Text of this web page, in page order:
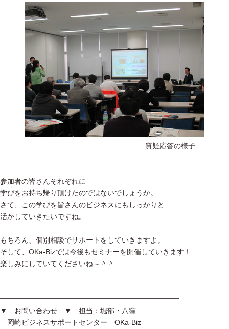
質疑応答の様子
参加者の皆さんそれぞれに
学びをお持ち帰り頂けたのではないでしょうか。
さて、この学びを皆さんのビジネスにもしっかりと
活かしていきたいですね。
もちろん、個別相談でサポートをしていきますよ。
そして、OKa-Bizでは今後もセミナーを開催していきます！
楽しみにしていてくださいね～＾＾
━━━━━━━━━━━━━━━━━━━━━━━━━
▼ お問い合わせ ▼ 担当：堀部・八窪
岡崎ビジネスサポートセンター OKa-Biz